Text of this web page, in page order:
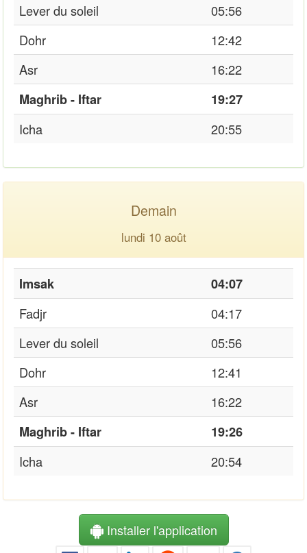
Lever du soleil
05:56
Dohr
12:42
Asr
16:22
Maghrib - Iftar
19:27
Icha
20:55
Demain
lundi 10 août
Imsak
04:07
Fadjr
04:17
Lever du soleil
05:56
Dohr
12:41
Asr
16:22
Maghrib - Iftar
19:26
Icha
20:54
Installer l'application